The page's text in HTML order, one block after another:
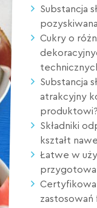
Substancja
Cukry o
Substancja
atrakcyjny
produktowi?
Składniki
kształt
Łatwe w
zastosowań